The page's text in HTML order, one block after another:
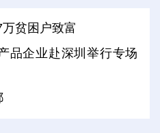
贫困户致富
品企业赴深圳举行专场